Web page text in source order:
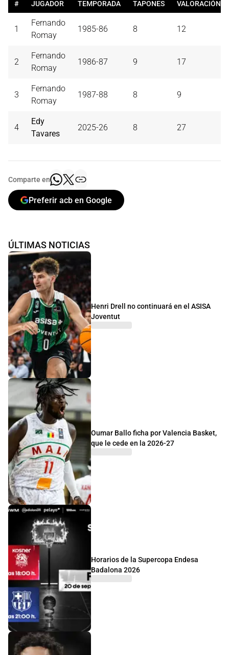
# JUGADOR TEMPORADA TAPONES VALORACIÓN
1
Fernando
Romay
1985-86 8 12
2
Fernando
Romay
1986-87 9 17
3
Fernando
Romay
1987-88 8 9
4
Edy
Tavares
2025-26 8 27
Comparte en
Preferir acb en Google
ÚLTIMAS NOTICIAS
Henri Drell no continuará en el ASISA
Joventut
Oumar Ballo ficha por Valencia Basket,
que le cede en la 2026-27
Horarios de la Supercopa Endesa
Badalona 2026